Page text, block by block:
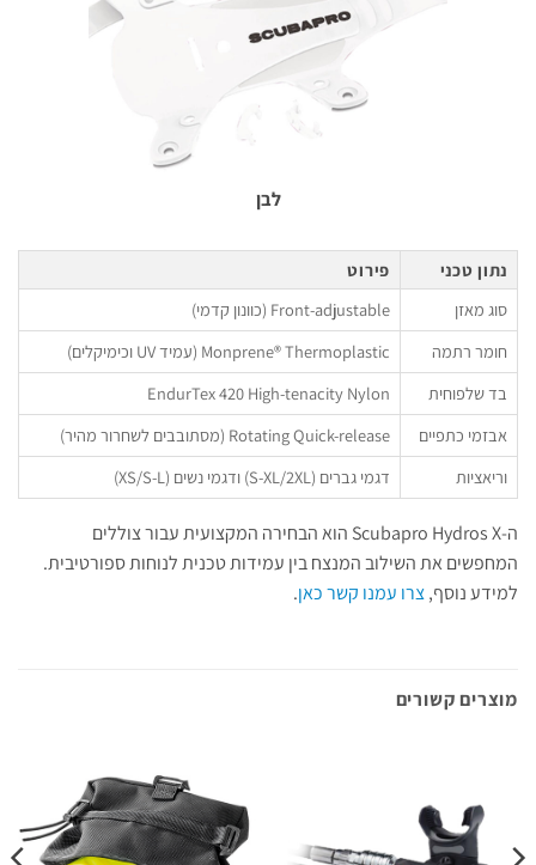
לבן
נתון טכני
פירוט
סוג מאזן
Front-adjustable (כוונון קדמי)
חומר רתמה
Monprene® Thermoplastic (עמיד UV וכימיקלים)
בד שלפוחית
EndurTex 420 High-tenacity Nylon
אבזמי כתפיים
Rotating Quick-release (מסתובבים לשחרור מהיר)
וריאציות
דגמי גברים (S-XL/2XL) ודגמי נשים (XS/S-L)
ה-Scubapro Hydros X הוא הבחירה המקצועית עבור צוללים
המחפשים את השילוב המנצח בין עמידות טכנית לנוחות ספורטיבית.
למידע נוסף,צרו עמנו קשר כאן.
מוצרים קשורים